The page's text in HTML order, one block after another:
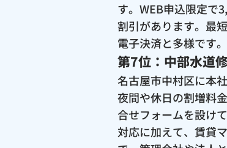
す。WEB申込限定で
割引があります。最
電子決済と多様です
第7位：中部水道
名古屋市中村区に本
夜間や休日の割増料
合せフォームを設け
対応に加えて、賃貸